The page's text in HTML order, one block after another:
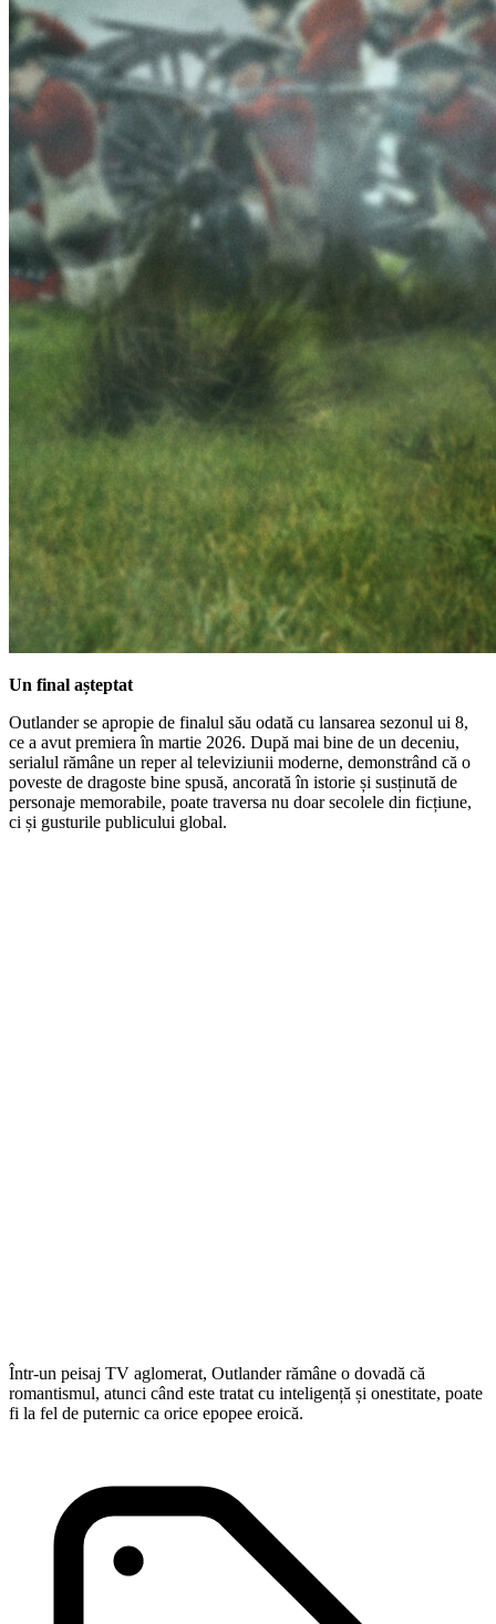
Un final așteptat
Outlander se apropie de finalul său odată cu lansarea sezonul ui 8,
ce a avut premiera în martie 2026. După mai bine de un deceniu,
serialul rămâne un reper al televiziunii moderne, demonstrând că o
poveste de dragoste bine spusă, ancorată în istorie și susținută de
personaje memorabile, poate traversa nu doar secolele din ficțiune,
ci și gusturile publicului global.
Într-un peisaj TV aglomerat, Outlander rămâne o dovadă că
romantismul, atunci când este tratat cu inteligență și onestitate, poate
fi la fel de puternic ca orice epopee eroică.